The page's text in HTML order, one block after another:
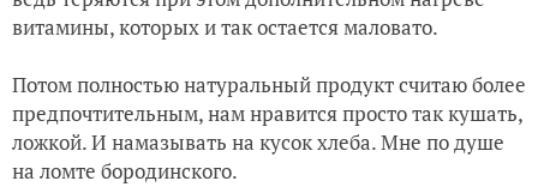
витамины, которых и так остается маловато.
Потом полностью натуральный продукт считаю более
предпочтительным, нам нравится просто так кушать,
ложкой. И намазывать на кусок хлеба. Мне по душе
на ломте бородинского.